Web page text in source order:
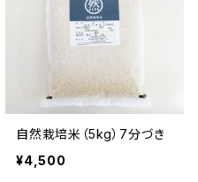
自然栽培米（5kg）7分づき
¥4,500